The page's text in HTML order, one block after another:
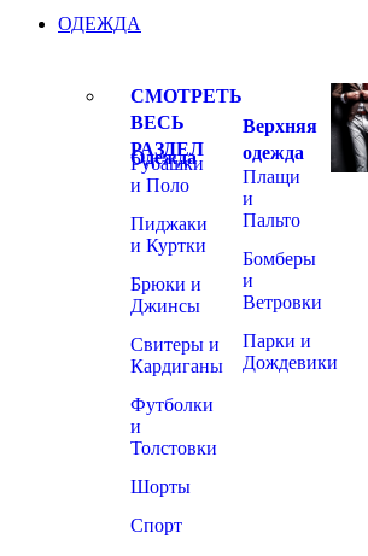
ОДЕЖДА
СМОТРЕТЬ
ВЕСЬ
РАЗДЕЛ
Одежда
Рубашки
и Поло
Пиджаки
и Куртки
Брюки и
Джинсы
Свитеры и
Кардиганы
Футболки
и
Толстовки
Шорты
Спорт
Верхняя
одежда
Плащи
и
Пальто
Бомберы
и
Ветровки
Парки и
Дождевики